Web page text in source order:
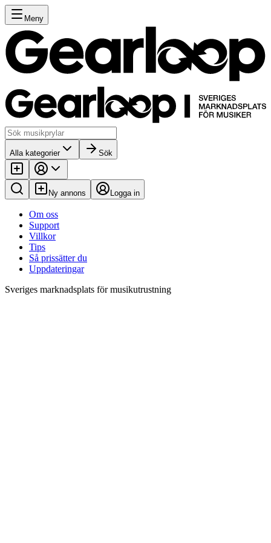
Meny
Alla kategorier Sök
Ny annons Logga in
Om oss
Support
Villkor
Tips
Så prissätter du
Uppdateringar
Sveriges marknadsplats för musikutrustning